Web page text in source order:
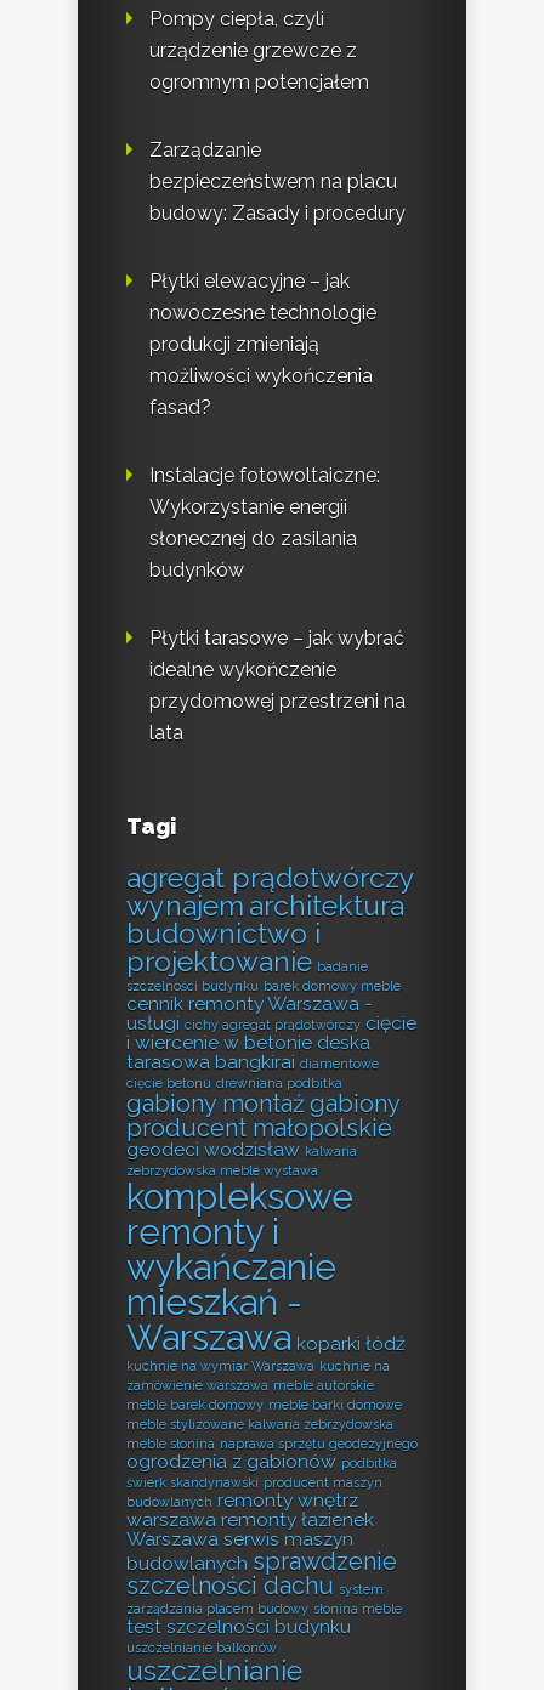
Pompy ciepła, czyli
urządzenie grzewcze z
ogromnym potencjałem
Zarządzanie
bezpieczeństwem na placu
budowy: Zasady i procedury
Płytki elewacyjne – jak
nowoczesne technologie
produkcji zmieniają
możliwości wykończenia
fasad?
Instalacje fotowoltaiczne:
Wykorzystanie energii
słonecznej do zasilania
budynków
Płytki tarasowe – jak wybrać
idealne wykończenie
przydomowej przestrzeni na
lata
Tagi
agregat prądotwórczy
wynajem architektura
budownictwo i
projektowanie badanie
szczelności budynku barek domowy meble
cennik remonty Warszawa -
usługi cichy agregat prądotwórczy cięcie
i wiercenie w betonie deska
tarasowa bangkirai diamentowe
cięcie betonu drewniana podbitka
gabiony montażgabiony
producent małopolskie
geodeci wodzisław kalwaria
zebrzydowska meble wystawa
kompleksowe
remonty i
wykańczanie
mieszkań -
Warszawa koparki łódź
kuchnie na wymiar Warszawa kuchnie na
zamówienie warszawa meble autorskie
meble barek domowy meble barki domowe
meble stylizowane kalwaria zebrzydowska
meble słonina naprawa sprzętu geodezyjnego
ogrodzenia z gabionów podbitka
świerk skandynawski producent maszyn
budowlanych remonty wnętrz
warszawa remonty łazienek
Warszawa serwis maszyn
budowlanych sprawdzenie
szczelności dachu system
zarządzania placem budowy słonina meble
test szczelności budynku
uszczelnianie balkonów
uszczelnianie